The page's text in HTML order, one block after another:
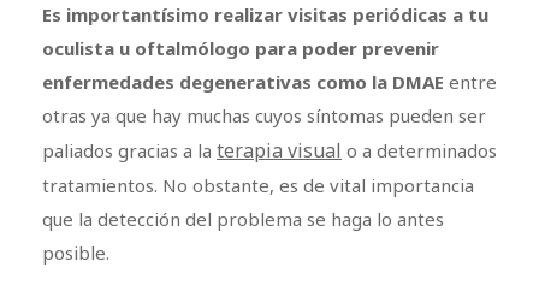
Es importantísimo realizar visitas periódicas a tu
oculista u oftalmólogo para poder prevenir
enfermedades degenerativas como la DMAE entre
otras ya que hay muchas cuyos síntomas pueden ser
paliados gracias a la terapia visual o a determinados
tratamientos. No obstante, es de vital importancia
que la detección del problema se haga lo antes
posible.